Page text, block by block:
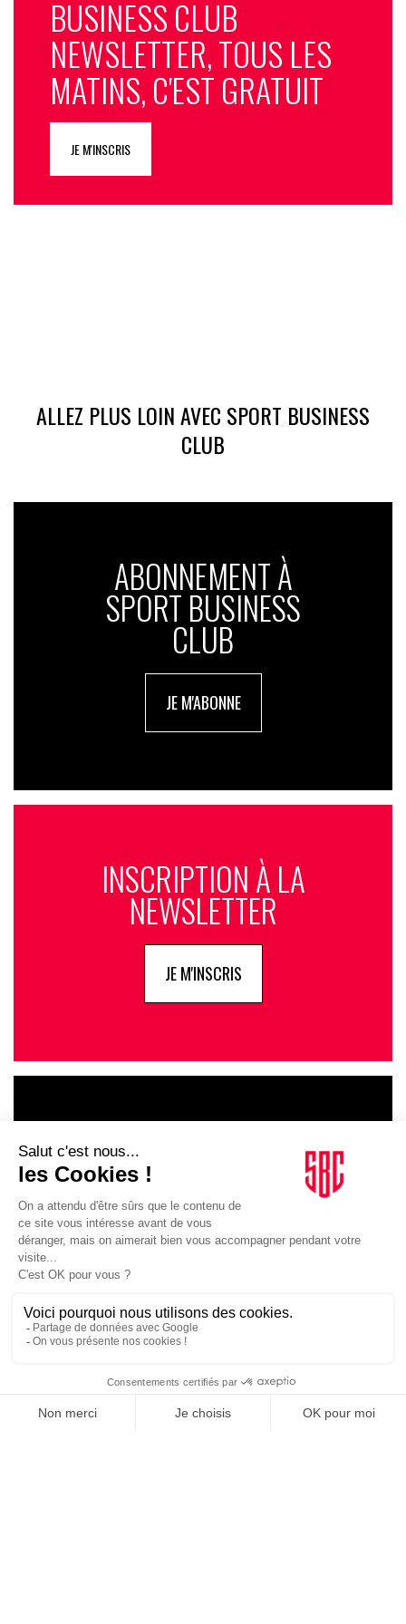
BUSINESS CLUB
NEWSLETTER, TOUS LES
MATINS, C'EST GRATUIT
JE M'INSCRIS
ALLEZ PLUS LOIN AVEC SPORT BUSINESS
CLUB
ABONNEMENT À
SPORT BUSINESS
CLUB
JE M'ABONNE
INSCRIPTION À LA
NEWSLETTER
JE M'INSCRIS
INFLUENCIA
JE DÉCOUVRE LE GROUPE
SUIVEZ-NOUS